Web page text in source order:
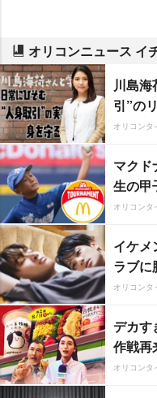
オリコンニュース イ
川島
引”の
オリコンタ
マクド
生の甲
オリコンタ
イケメ
ラブに
オリコンタ
デカす
作戦再
オリコンタ